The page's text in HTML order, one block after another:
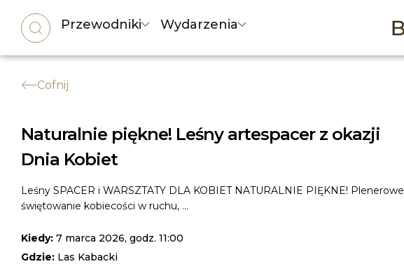
Przewodniki Wydarzenia
Cofnij
Naturalnie piękne! Leśny artespacer z okazji
Dnia Kobiet
Leśny SPACER i WARSZTATY DLA KOBIET NATURALNIE PIĘKNE! Plenerowe
świętowanie kobiecości w ruchu, ...
Kiedy: 7 marca 2026, godz. 11:00
Gdzie: Las Kabacki